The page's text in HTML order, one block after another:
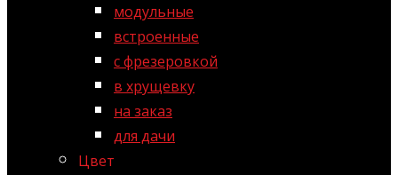
модульные
встроенные
с фрезеровкой
в хрущевку
на заказ
для дачи
Цвет